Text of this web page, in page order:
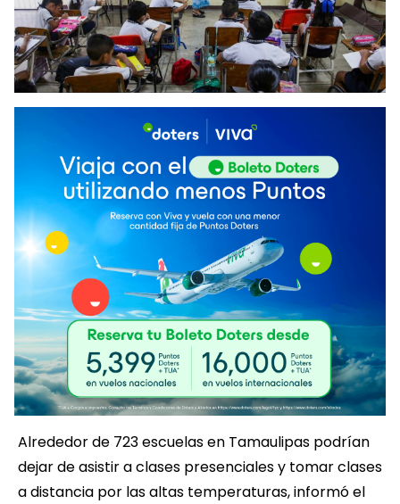
Alrededor de 723 escuelas en Tamaulipas podrían
dejar de asistir a clases presenciales y tomar clases
a distancia por las altas temperaturas, informó el